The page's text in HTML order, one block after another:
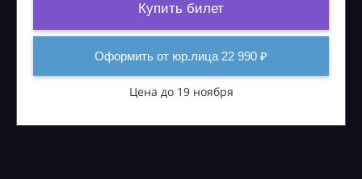
Купить билет
Оформить от юр.лица 22 990 ₽
Цена до 19 ноября